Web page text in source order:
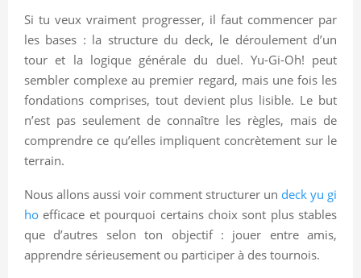
Si tu veux vraiment progresser, il faut commencer par
les bases : la structure du deck, le déroulement d’un
tour et la logique générale du duel. Yu-Gi-Oh! peut
sembler complexe au premier regard, mais une fois les
fondations comprises, tout devient plus lisible. Le but
n’est pas seulement de connaître les règles, mais de
comprendre ce qu’elles impliquent concrètement sur le
terrain.
Nous allons aussi voir comment structurer un deck yu gi
ho efficace et pourquoi certains choix sont plus stables
que d’autres selon ton objectif : jouer entre amis,
apprendre sérieusement ou participer à des tournois.